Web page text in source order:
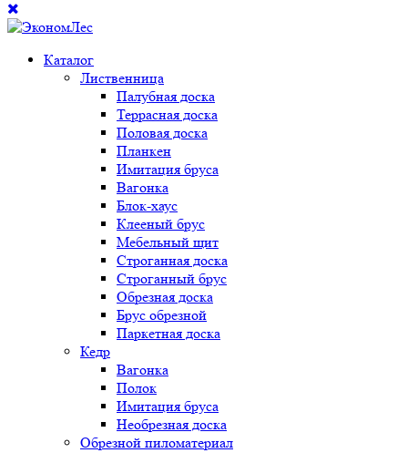
Каталог
Лиственница
Палубная доска
Террасная доска
Половая доска
Планкен
Имитация бруса
Вагонка
Блок-хаус
Клееный брус
Мебельный щит
Строганная доска
Строганный брус
Обрезная доска
Брус обрезной
Паркетная доска
Кедр
Вагонка
Полок
Имитация бруса
Необрезная доска
Обрезной пиломатериал